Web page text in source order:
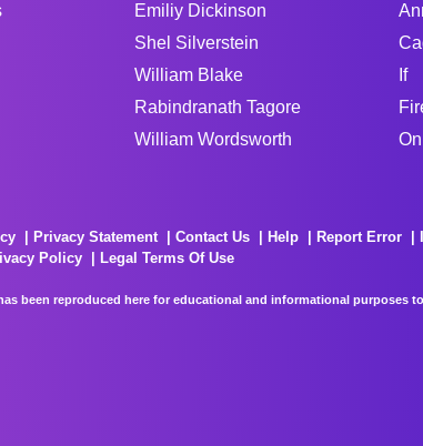
Emiliy Dickinson
Shel Silverstein
William Blake
Rabindranath Tagore
William Wordsworth
If
Privacy Statement Contact Us Help Report Error
Policy
Legal Terms Of Use
been reproduced here for educational and informational purposes